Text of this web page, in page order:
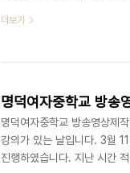
고 모두 호기심이 가득한 표
으로 강의를 진행 하였습니
더보기
명덕여자중학교 방
명덕여자중학교 방송영상제
강의가 있는 날입니다. 3월
진행하였습니다. 지난 시간